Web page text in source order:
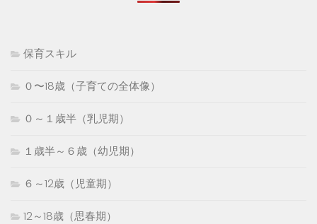
保育スキル
０〜18歳（子育ての全体像）
０～１歳半（乳児期）
１歳半～６歳（幼児期）
６～12歳（児童期）
12～18歳（思春期）